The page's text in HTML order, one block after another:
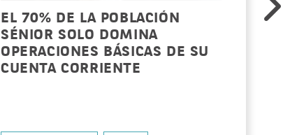
EL 70% DE LA POBLACIÓN
SÉNIOR SOLO DOMINA
OPERACIONES BÁSICAS DE SU
CUENTA CORRIENTE